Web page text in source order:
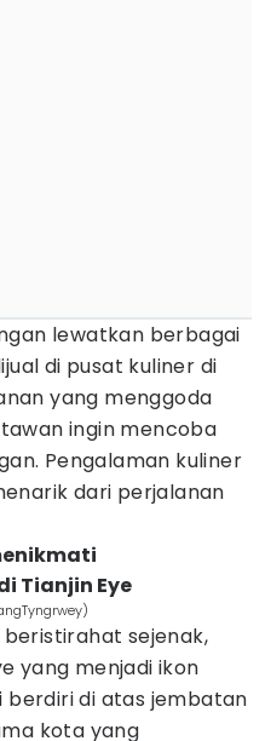
lewatkan berbagai
di pusat kuliner di
yang menggoda
ingin mencoba
Pengalaman kuliner
dari perjalanan
Tianjin Eye
sejenak,
yang menjadi ikon
berdiri di atas jembatan
kota yang